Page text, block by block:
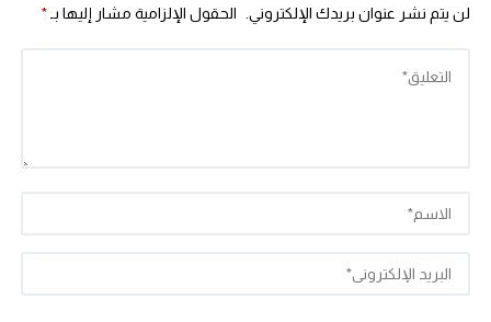
لن يتم نشر عنوان بريدك الإلكتروني. الحقول الإلزامية مشار إليها بـ*